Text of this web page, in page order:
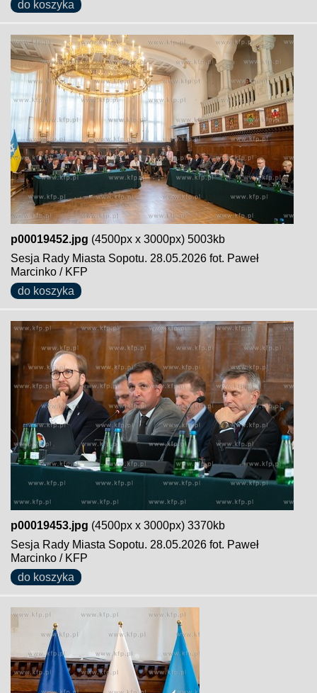
do koszyka
p00019452.jpg (4500px x 3000px) 5003kb
Sesja Rady Miasta Sopotu. 28.05.2026 fot. Paweł
Marcinko / KFP
do koszyka
p00019453.jpg (4500px x 3000px) 3370kb
Sesja Rady Miasta Sopotu. 28.05.2026 fot. Paweł
Marcinko / KFP
do koszyka